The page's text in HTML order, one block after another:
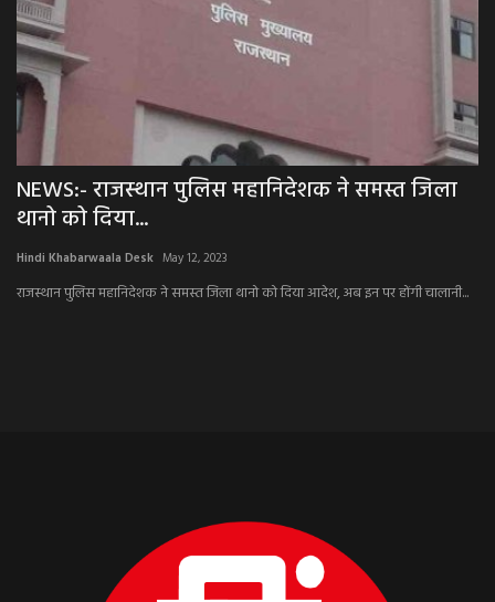
NEWS:- राजस्थान पुलिस महानिदेशक ने समस्त जिला
थानो को दिया...
Hindi Khabarwaala Desk May 12, 2023
राजस्थान पुलिस महानिदेशक ने समस्त जिला थानो को दिया आदेश, अब इन पर होंगी चालानी...